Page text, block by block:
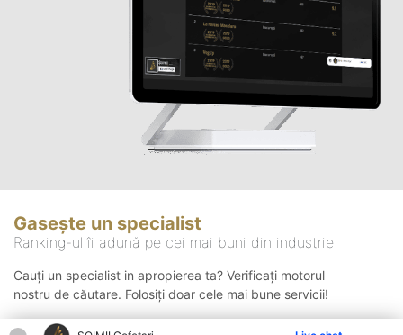
Gasește un specialist
Ranking-ul îi adună pe cei mai buni din industrie
Cauți un specialist in apropierea ta? Verificați motorul
nostru de căutare. Folosiți doar cele mai bune servicii!